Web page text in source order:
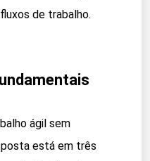
de trabalho.
ágil sem
está em três